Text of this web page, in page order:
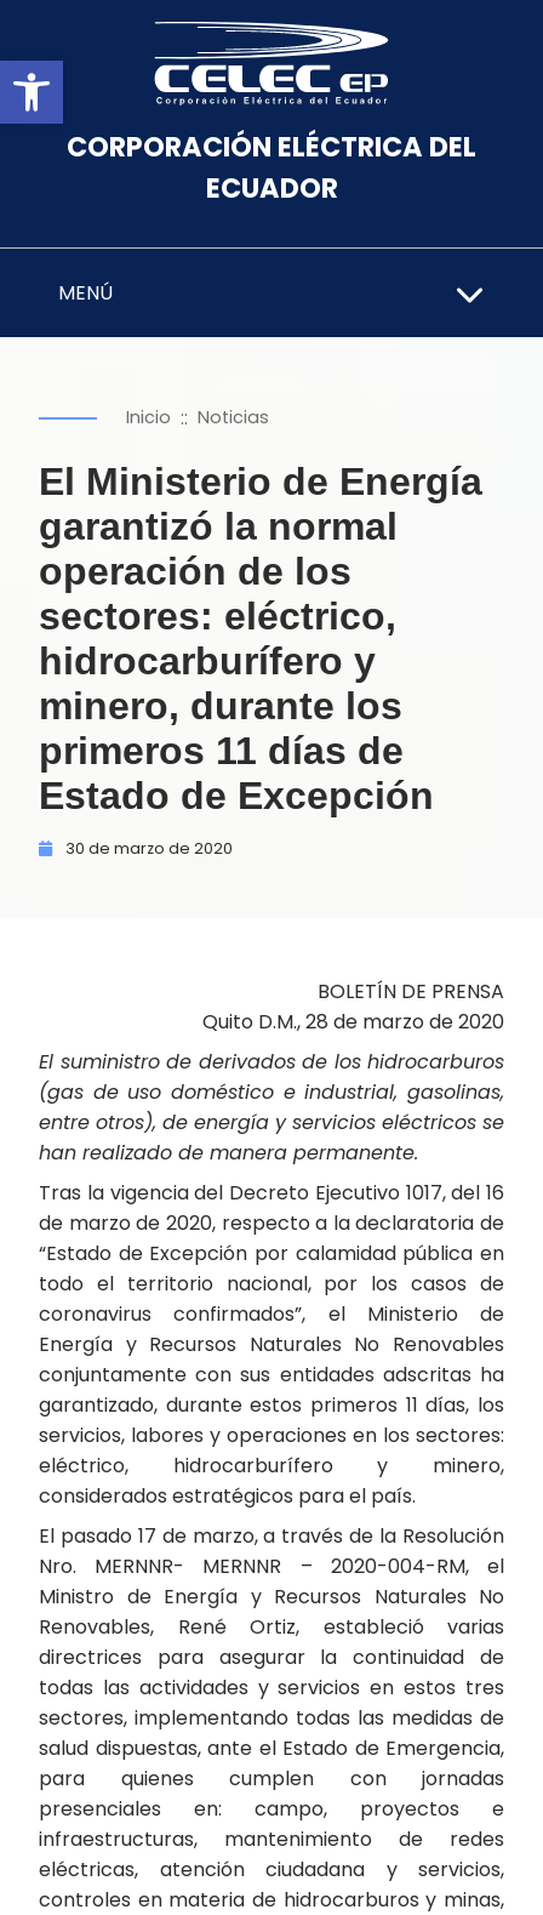
Abrir barra de herramientas
CORPORACIÓN ELÉCTRICA DEL
ECUADOR
MENÚ
Inicio :: Noticias
El Ministerio de Energía
garantizó la normal
operación de los
sectores: eléctrico,
hidrocarburífero y
minero, durante los
primeros 11 días de
Estado de Excepción
30 de marzo de 2020
BOLETÍN DE PRENSA
Quito D.M., 28 de marzo de 2020
El suministro de derivados de los hidrocarburos
(gas de uso doméstico e industrial, gasolinas,
entre otros), de energía y servicios eléctricos se
han realizado de manera permanente.
Tras la vigencia del Decreto Ejecutivo 1017, del 16
de marzo de 2020, respecto a la declaratoria de
“Estado de Excepción por calamidad pública en
todo el territorio nacional, por los casos de
coronavirus confirmados”, el Ministerio de
Energía y Recursos Naturales No Renovables
conjuntamente con sus entidades adscritas ha
garantizado, durante estos primeros 11 días, los
servicios, labores y operaciones en los sectores:
eléctrico, hidrocarburífero y minero,
considerados estratégicos para el país.
El pasado 17 de marzo, a través de la Resolución
Nro. MERNNR- MERNNR – 2020-004-RM, el
Ministro de Energía y Recursos Naturales No
Renovables, René Ortiz, estableció varias
directrices para asegurar la continuidad de
todas las actividades y servicios en estos tres
sectores, implementando todas las medidas de
salud dispuestas, ante el Estado de Emergencia,
para quienes cumplen con jornadas
presenciales en: campo, proyectos e
infraestructuras, mantenimiento de redes
eléctricas, atención ciudadana y servicios,
controles en materia de hidrocarburos y minas,